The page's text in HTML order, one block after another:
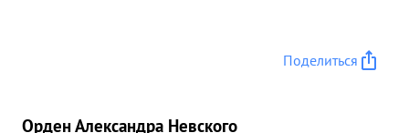
не могли подоити к группе группа без потерь
Поделиться
Орден Александра Невского